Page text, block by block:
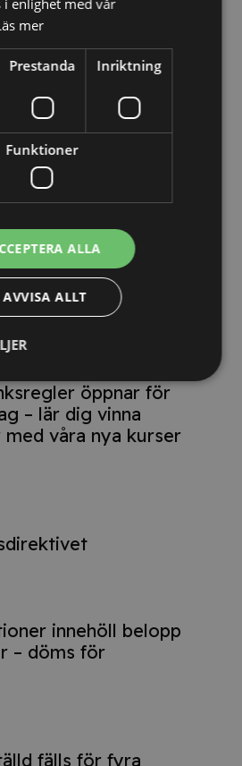
öppnar för
– lär dig vinna
med våra nya kurser
innehöll belopp
– döms för
fälls för fyra
mer
Prestanda Inriktning
Funktioner
ALLA
AVVISA ALLT